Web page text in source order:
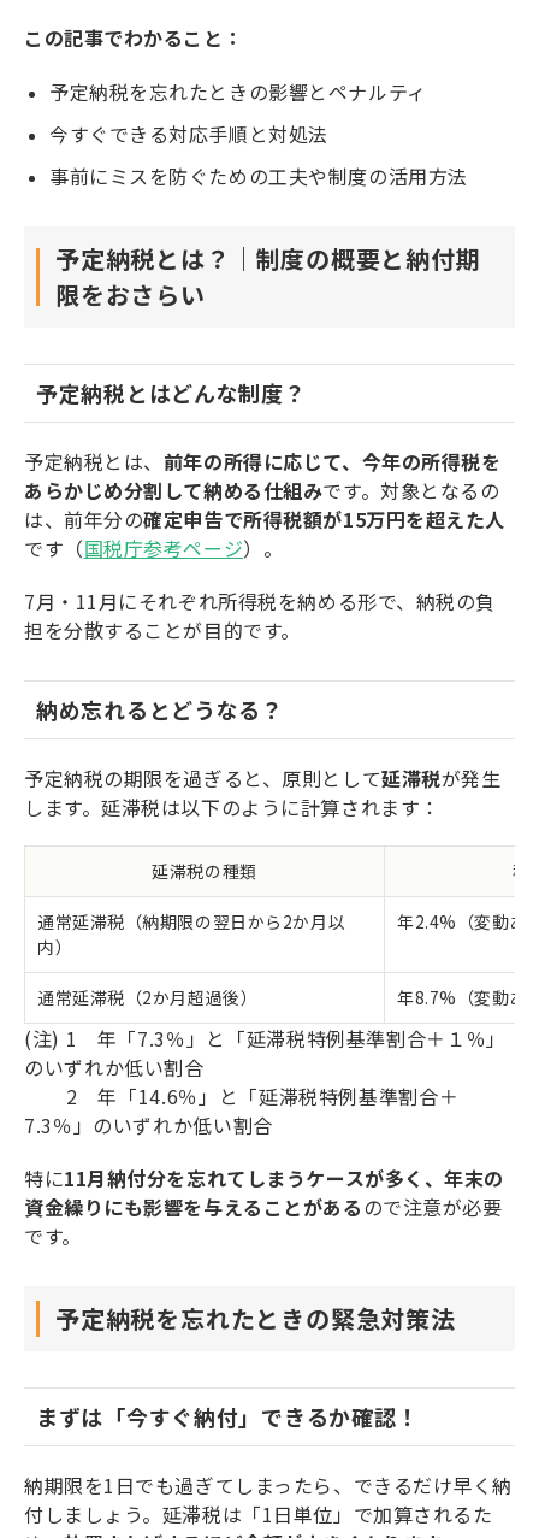
この記事でわかること：
予定納税を忘れたときの影響とペナルティ
今すぐできる対応手順と対処法
事前にミスを防ぐための工夫や制度の活用方法
予定納税とは？｜制度の概要と納付期
限をおさらい
予定納税とはどんな制度？
予定納税とは、 前年の所得に応じて、今年の所得税を
あらかじめ分割して納める仕組みです。対象となるの
は、前年分の確定申告で所得税額が15万円を超えた人
です（国税庁参考ページ）。
7月・11月にそれぞれ所得税を納める形で、納税の負
担を分散することが目的です。
納め忘れるとどうなる？
予定納税の期限を過ぎると、原則として延滞税が発生
します。延滞税は以下のように計算されます：
延滞税の種類 税
通常延滞税（納期限の翌日から2か月以
内）
年2.4%（変動あ
通常延滞税（2か月超過後） 年8.7%（変動あ
(注) 1 年 「7.3％」と「延滞税特例基準割合＋１％」
のいずれか低い割合
2 年「14.6％」と「延滞税特例基準割合＋
7.3％」のいずれか低い割合
特に11月納付分を忘れてしまうケースが多く、年末の
資金繰りにも影響を与えることがあるので注意が必要
です。
予定納税を忘れたときの緊急対策法
まずは「今すぐ納付」できるか確認！
納期限を1日でも過ぎてしまったら、できるだけ早く納
付しましょう。延滞税は「1日単位」で加算されるた